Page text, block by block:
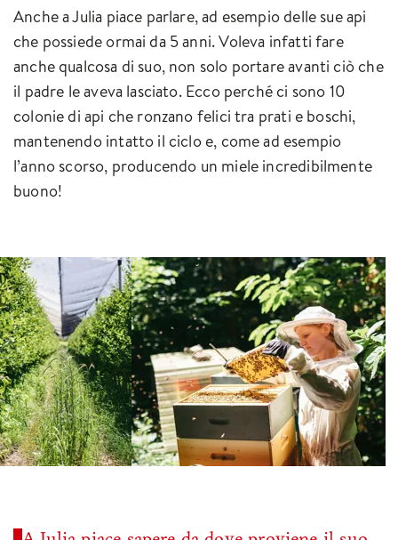
Anche a Julia piace parlare, ad esempio delle sue api
che possiede ormai da 5 anni. Voleva infatti fare
anche qualcosa di suo, non solo portare avanti ciò che
il padre le aveva lasciato. Ecco perché ci sono 10
colonie di api che ronzano felici tra prati e boschi,
mantenendo intatto il ciclo e, come ad esempio
l’anno scorso, producendo un miele incredibilmente
buono!